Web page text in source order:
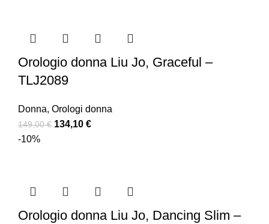
Orologio donna Liu Jo, Graceful –
TLJ2089
Donna, Orologi donna
149,00€ 134,10 €
-10%
Orologio donna Liu Jo, Dancing Slim –